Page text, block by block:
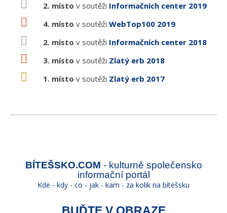
2. místo v soutěži Informačních center 2019
4. místo v soutěži WebTop100 2019
2. místo v soutěži Informačních center 2018
3. místo v soutěži Zlatý erb 2018
1. místo v soutěži Zlatý erb 2017
BÍTEŠSKO.COM - kulturně společensko
informační portál
Kde - kdy - co - jak - kam - za kolik na bítešsku